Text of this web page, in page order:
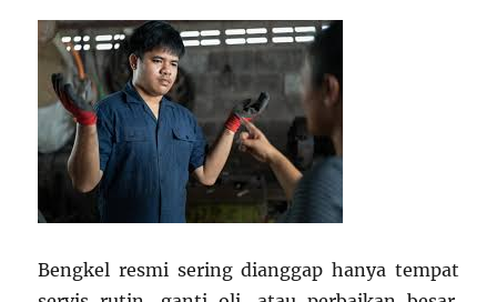
Bengkel resmi sering dianggap hanya tempat